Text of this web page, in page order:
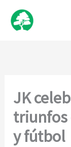
JK
triunfos
y fútbol